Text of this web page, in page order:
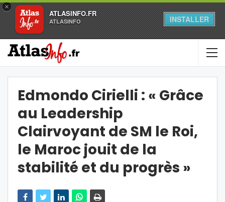
×
ATLASINFO.FR
ATLASINFO INSTALLER
Edmondo Cirielli : « Grâce
au Leadership
Clairvoyant de SM le Roi,
le Maroc jouit de la
stabilité et du progrès »